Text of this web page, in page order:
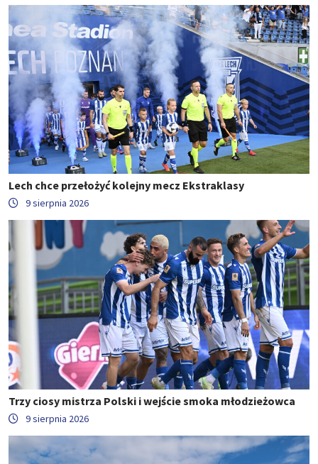
Lech chce przełożyć kolejny mecz Ekstraklasy
9 sierpnia 2026
Trzy ciosy mistrza Polski i wejście smoka młodzieżowca
9 sierpnia 2026